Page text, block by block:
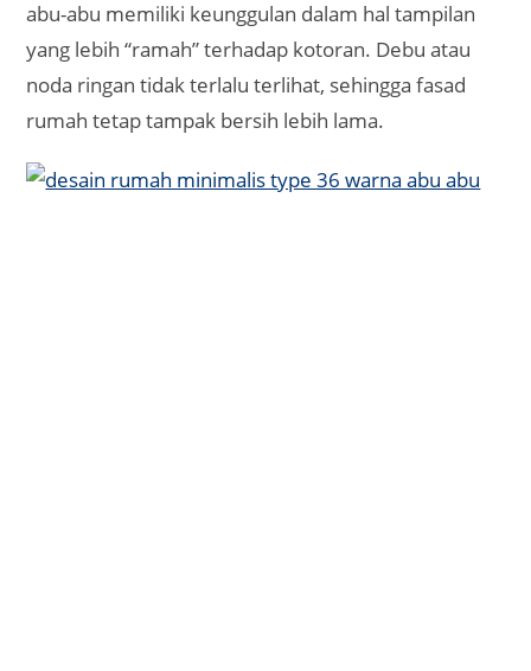
abu-abu memiliki keunggulan dalam hal tampilan
yang lebih “ramah” terhadap kotoran. Debu atau
noda ringan tidak terlalu terlihat, sehingga fasad
rumah tetap tampak bersih lebih lama.